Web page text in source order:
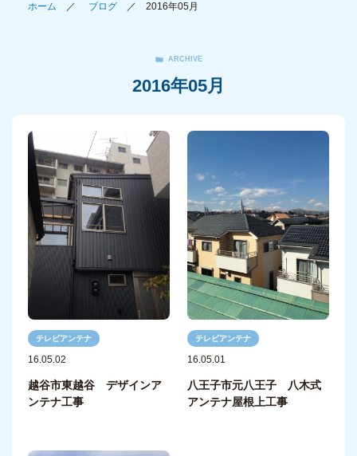
ホーム ブログ 2016年05月
ARCHIVE
2016年05月
テレビアンテナ
16.05.02
越谷市東越谷 デザインア
ンテナ工事
テレビアンテナ
16.05.01
八王子市元八王子 八木式
アンテナ屋根上工事